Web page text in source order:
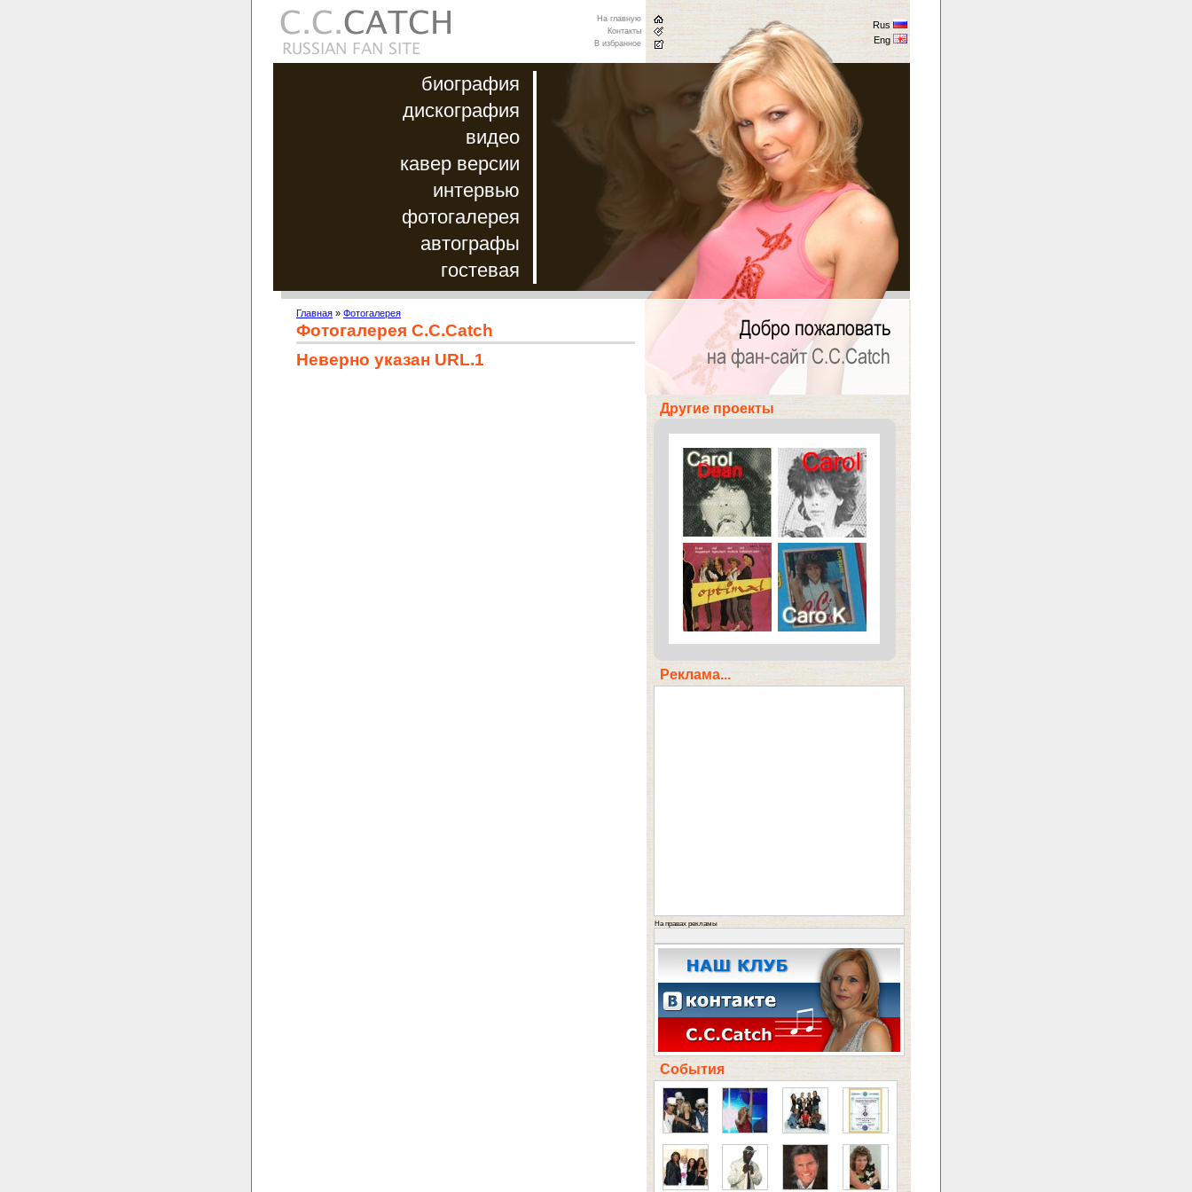
биография
дискография
видео
кавер версии
интервью
фотогалерея
автографы
гостевая
На главную
Контакты
В избранное
Rus
Eng
Главная » Фотогалерея
Фотогалерея C.C.Catch
Неверно указан URL.1
Другие проекты
Реклама...
На правах рекламы
События